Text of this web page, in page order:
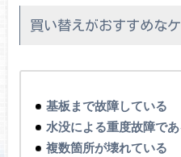
買い替えがおすすめな
基板まで故障している
水没による重度故障で
複数箇所が壊れている